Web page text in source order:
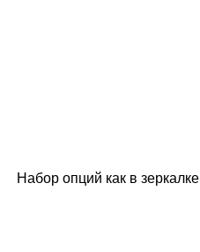
Набор опций как в зеркалке